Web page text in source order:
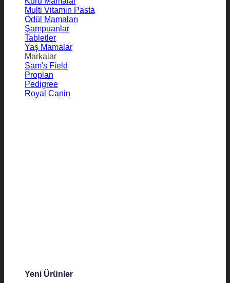
Multi Vitamin Pasta
Ödül Mamaları
Şampuanlar
Tabletler
Yaş Mamalar
Markalar
Sam's Field
Proplan
Pedigree
Royal Canin
Yeni Ürünler